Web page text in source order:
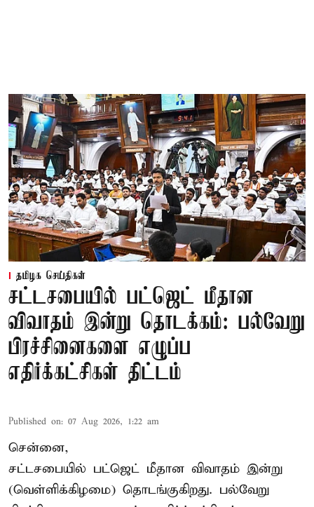
தமிழக செய்திகள்
சட்டசபையில் பட்ஜெட் மீதான
விவாதம் இன்று தொடக்கம்: பல்வேறு
பிரச்சினைகளை எழுப்ப
எதிர்க்கட்சிகள் திட்டம்
Published on: 07 Aug 2026, 1:22 am
சென்னை,
சட்டசபையில் பட்ஜெட் மீதான விவாதம் இன்று
(வெள்ளிக்கிழமை) தொடங்குகிறது. பல்வேறு